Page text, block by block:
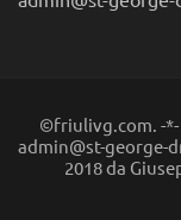
©friulivg.com. -*-
admin@st-george-
2018 da